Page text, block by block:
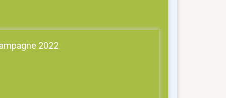
2022